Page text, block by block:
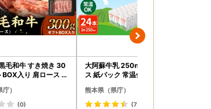
毛和牛 すき焼き 30
入り 肩ロース 牛
）
(0)
大阿蘇牛乳 250ml×24本 1ケー
ス 紙パック 常温保存可能
熊本県（県庁）
(7)